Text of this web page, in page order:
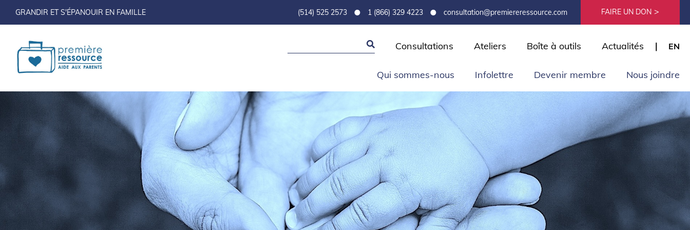
GRANDIR ET S'ÉPANOUIR EN FAMILLE (514) 525 2573 • 1 (866) 329 4223 • consultation@premiereressource.com FAIRE UN DON
Consultations Ateliers Boîte à outils Actualités EN
Qui sommes-nous Infolettre Devenir membre Nous joindre